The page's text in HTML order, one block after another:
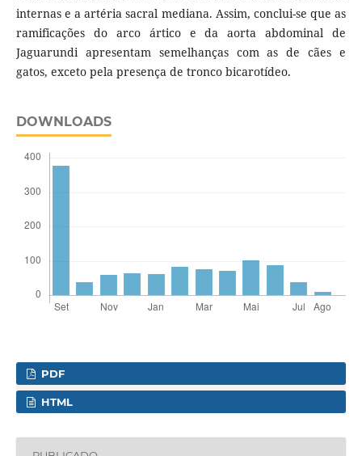
internas e a artéria sacral mediana. Assim, conclui-se que as
ramificações do arco ártico e da aorta abdominal de
Jaguarundi apresentam semelhanças com as de cães e
gatos, exceto pela presença de tronco bicarotídeo.
DOWNLOADS
PDF
HTML